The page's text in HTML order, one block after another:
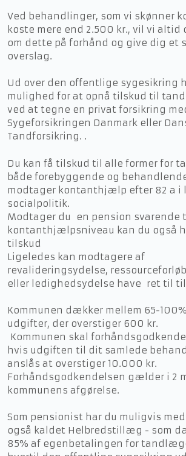
Ved behandlinger, som vi skønner
koste mere end 2.500 kr., vil vi altid
om dette på forhånd og give dig et
overslag.
Ud over den offentlige sygesikring
mulighed for at opnå tilskud til
ved at tegne en privat forsikring
Sygeforsikringen Danmark eller
Tandforsikring.​ .
Du kan få tilskud til alle former for
både forebyggende og
modtager kontanthjælp efter 82 a i
socialpolitik.
Modtager du en pension svarende
kontanthjælpsniveau kan du også
tilskud
Ligeledes kan modtagere af
revalideringsydelse,
eller ledighedsydelse have ret til
Kommunen dækker mellem 65-
udgifter, der overstiger 600 kr.
Kommunen skal
hvis udgiften til dit samlede
anslås at overstiger 10.000 kr.
Forhåndsgodkendelsen gælder i 2
kommunens afgørelse.
Som pensionist har du muligvis
også kaldet Helbredstillæg - som
85% af egenbetalingen for